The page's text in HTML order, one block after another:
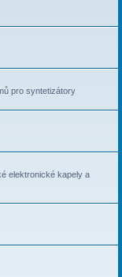
pro syntetizátory
elektronické kapely a